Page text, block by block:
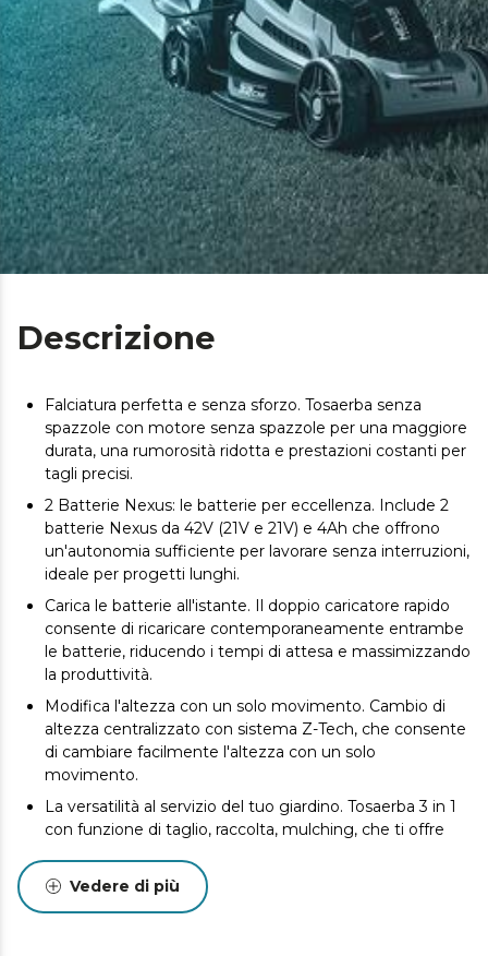
Descrizione
Falciatura perfetta e senza sforzo. Tosaerba senza
spazzole con motore senza spazzole per una maggiore
durata, una rumorosità ridotta e prestazioni costanti per
tagli precisi.
2 Batterie Nexus: le batterie per eccellenza. Include 2
batterie Nexus da 42V (21V e 21V) e 4Ah che offrono
un'autonomia sufficiente per lavorare senza interruzioni,
ideale per progetti lunghi.
Carica le batterie all'istante. Il doppio caricatore rapido
consente di ricaricare contemporaneamente entrambe
le batterie, riducendo i tempi di attesa e massimizzando
la produttività.
Modifica l'altezza con un solo movimento. Cambio di
altezza centralizzato con sistema Z-Tech, che consente
di cambiare facilmente l'altezza con un solo
movimento.
La versatilità al servizio del tuo giardino. Tosaerba 3 in 1
con funzione di taglio, raccolta, mulching, che ti offre
pulito e nutrito con una solo apparecchio.
Copre più terreno in meno tempo. La larghezza di
Vedere di più